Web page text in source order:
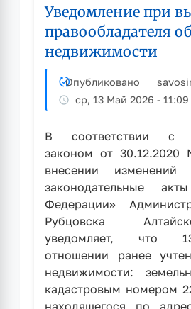
объекта
недвижимости
Уведомление при
правообладателя
недвижимости
Опубликовано
ср, 13 Май 2026 - 11:09
В соответствии с
законом от
внесении изменений
законодательные
Федерации»
Рубцовска
уведомляет, что
отношении ранее
недвижимости:
кадастровым номером